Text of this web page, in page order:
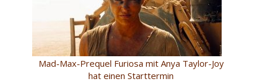
Mad-Max-Prequel Furiosa mit Anya Taylor-Joy
hat einen Starttermin